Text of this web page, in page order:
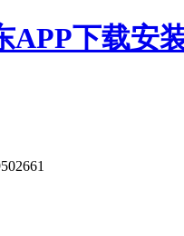
下载安